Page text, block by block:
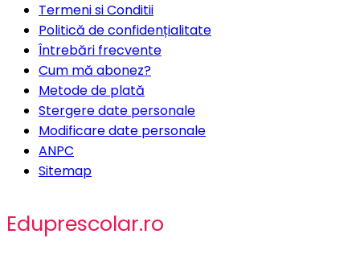
Termeni si Conditii
Politică de confidențialitate
Întrebări frecvente
Cum mă abonez?
Metode de plată
Stergere date personale
Modificare date personale
ANPC
Sitemap
Eduprescolar.ro